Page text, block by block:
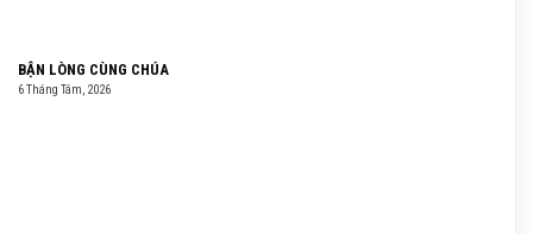
BẬN LÒNG CÙNG CHÚA
6 Tháng Tám, 2026